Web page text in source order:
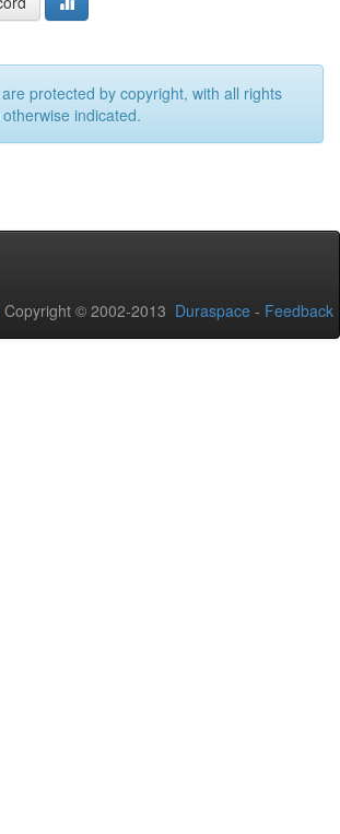
protected by copyright, with all rights
indicated.
Copyright © 2002-2013 Duraspace - Feedback